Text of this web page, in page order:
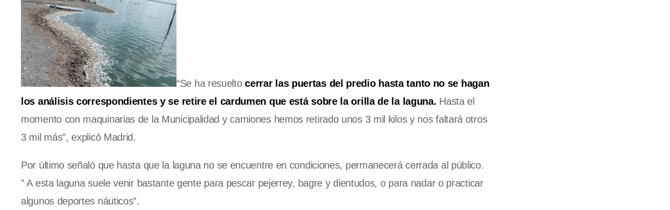
“Se ha resueltocerrar las puertas del predio hasta tanto no se hagan
los análisis correspondientes y se retire el cardumen que está sobre la orilla de la laguna. Hasta el
momento con maquinarias de la Municipalidad y camiones hemos retirado unos 3 mil kilos y nos faltará otros
3 mil más”, explicó Madrid.
Por último señaló que hasta que la laguna no se encuentre en condiciones, permanecerá cerrada al público.
” A esta laguna suele venir bastante gente para pescar pejerrey, bagre y dientudos, o para nadar o practicar
algunos deportes náuticos”.